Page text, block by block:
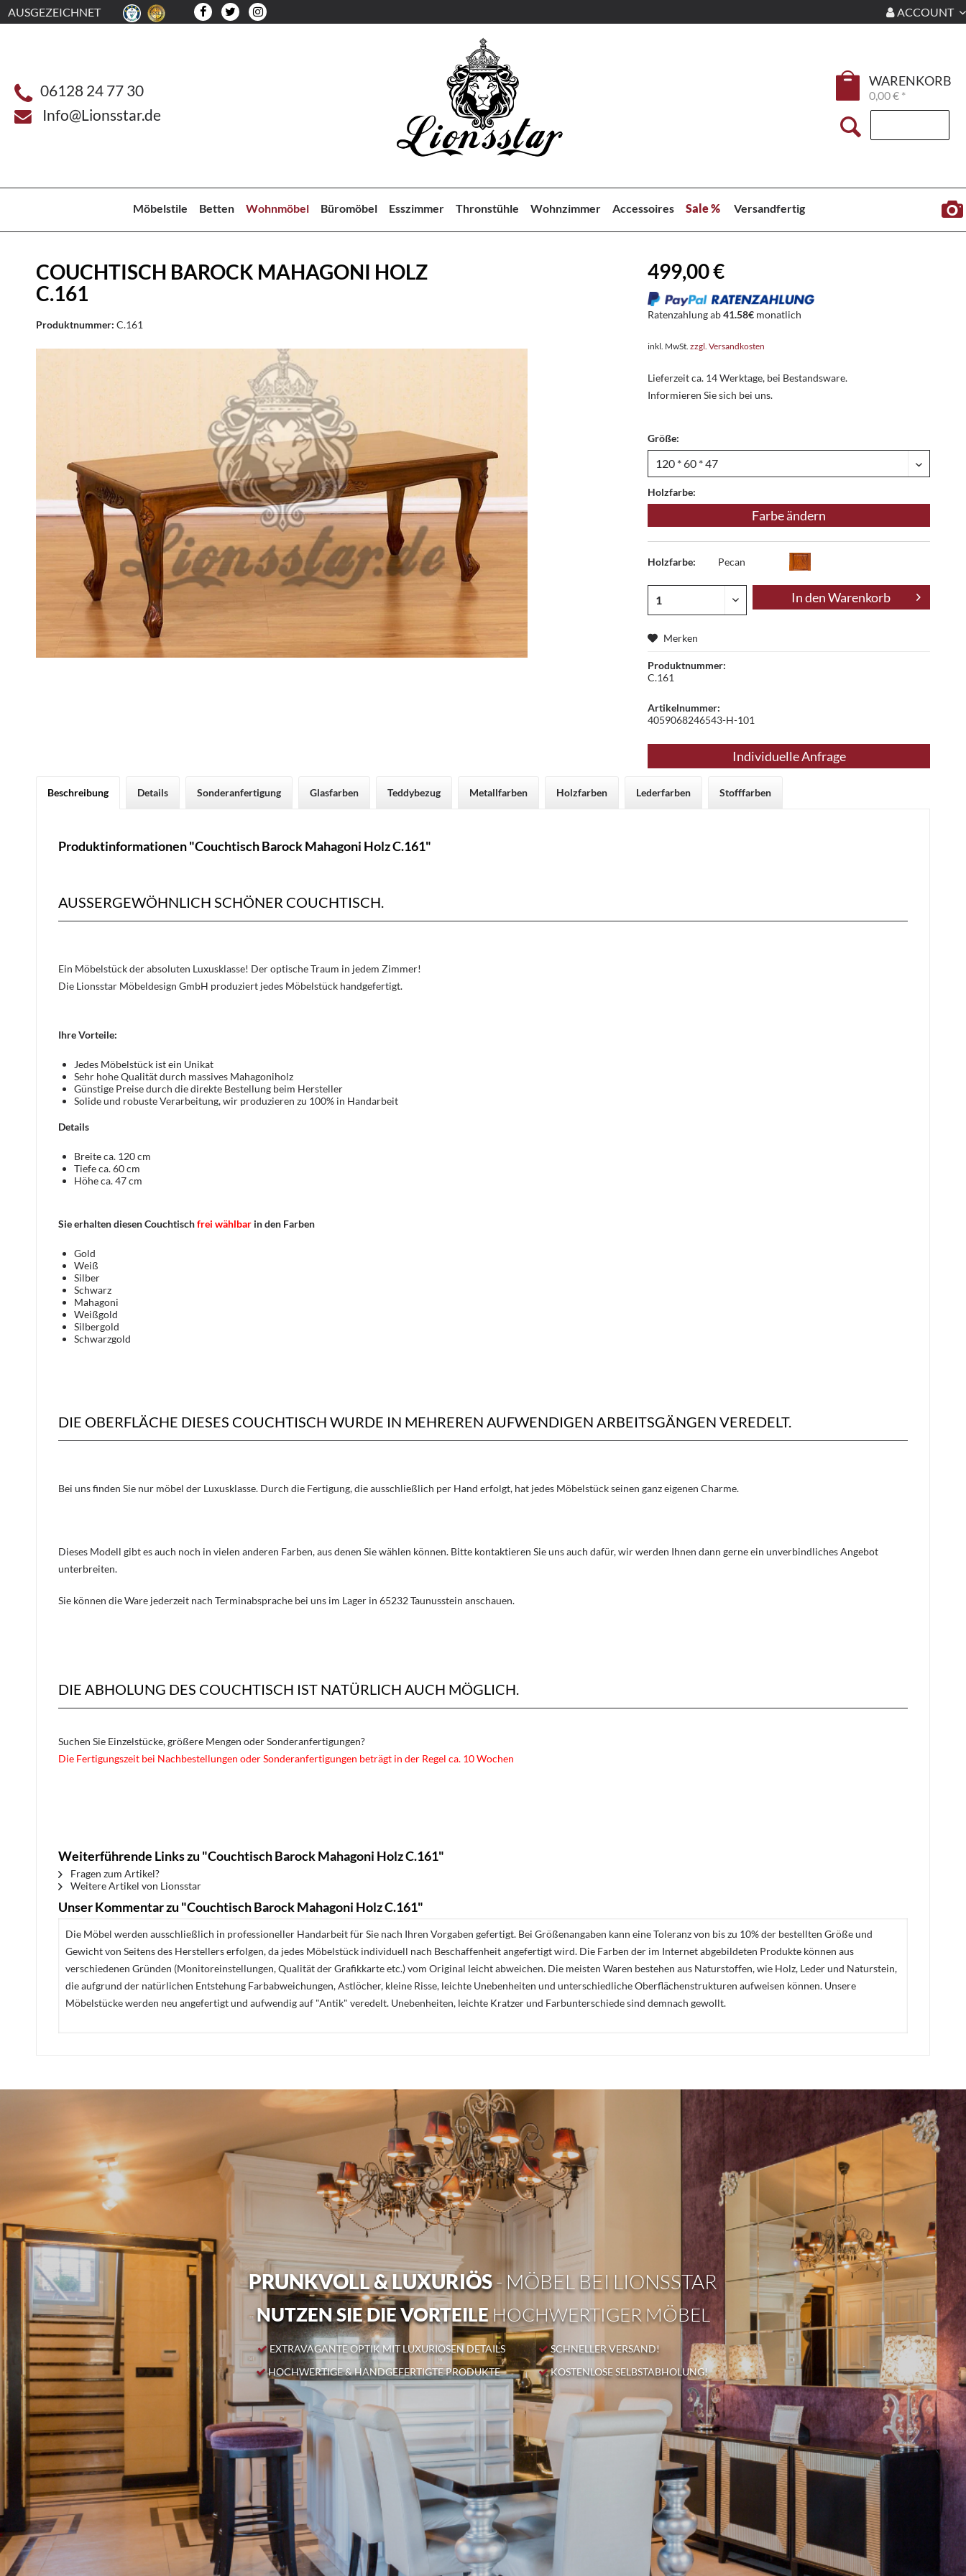
AUSGEZEICHNET ACCOUNT
06128 24 77 30
Info@Lionsstar.de
WARENKORB
0,00 € *
Möbelstile Betten Wohnmöbel Büromöbel Esszimmer Thronstühle Wohnzimmer Accessoires Sale % Versandfertig
COUCHTISCH BAROCK MAHAGONI HOLZ
C.161
Produktnummer: C.161
499,00 €
Ratenzahlung ab41.58€ monatlich
inkl. MwSt.zzgl. Versandkosten
Lieferzeit ca. 14 Werktage, bei Bestandsware.
Informieren Sie sich bei uns.
Größe:
Holzfarbe:
Farbe ändern
Holzfarbe: Pecan
In denWarenkorb
Merken
Produktnummer:
C.161
Artikelnummer:
4059068246543-H-101
Individuelle Anfrage
Beschreibung Details Sonderanfertigung Glasfarben Teddybezug Metallfarben Holzfarben Lederfarben Stofffarben
Produktinformationen "Couchtisch Barock Mahagoni Holz C.161"
AUSSERGEWÖHNLICH SCHÖNER COUCHTISCH.
Ein Möbelstück der absoluten Luxusklasse! Der optische Traum in jedem Zimmer!
Die Lionsstar Möbeldesign GmbH produziert jedes Möbelstück handgefertigt.
Ihre Vorteile:
Jedes Möbelstück ist ein Unikat
Sehr hohe Qualität durch massives Mahagoniholz
Günstige Preise durch die direkte Bestellung beim Hersteller
Solide und robuste Verarbeitung, wir produzieren zu 100% in Handarbeit
Details
Breite ca. 120 cm
Tiefe ca. 60 cm
Höhe ca. 47 cm
Sie erhalten diesen Couchtischfrei wählbar in den Farben
Gold
Weiß
Silber
Schwarz
Mahagoni
Weißgold
Silbergold
Schwarzgold
DIE OBERFLÄCHE DIESES COUCHTISCH WURDE IN MEHREREN AUFWENDIGEN ARBEITSGÄNGEN VEREDELT.
Bei uns finden Sie nur möbel der Luxusklasse. Durch die Fertigung, die ausschließlich per Hand erfolgt, hat jedes Möbelstück seinen ganz eigenen Charme.
Dieses Modell gibt es auch noch in vielen anderen Farben, aus denen Sie wählen können. Bitte kontaktieren Sie uns auch dafür, wir werden Ihnen dann gerne ein unverbindliches Angebot
unterbreiten.
Sie können die Ware jederzeit nach Terminabsprache bei uns im Lager in 65232 Taunusstein anschauen.
DIE ABHOLUNG DES COUCHTISCH IST NATÜRLICH AUCH MÖGLICH.
Suchen Sie Einzelstücke, größere Mengen oder Sonderanfertigungen?
Die Fertigungszeit bei Nachbestellungen oder Sonderanfertigungen beträgt in der Regel ca. 10 Wochen
Weiterführende Links zu "Couchtisch Barock Mahagoni Holz C.161"
Fragen zum Artikel?
Weitere Artikel von Lionsstar
Unser Kommentar zu "Couchtisch Barock Mahagoni Holz C.161"
Die Möbel werden ausschließlich in professioneller Handarbeit für Sie nach Ihren Vorgaben gefertigt. Bei Größenangaben kann eine Toleranz von bis zu 10% der bestellten Größe und
Gewicht von Seitens des Herstellers erfolgen, da jedes Möbelstück individuell nach Beschaffenheit angefertigt wird. Die Farben der im Internet abgebildeten Produkte können aus
verschiedenen Gründen (Monitoreinstellungen, Qualität der Grafikkarte etc.) vom Original leicht abweichen. Die meisten Waren bestehen aus Naturstoffen, wie Holz, Leder und Naturstein,
die aufgrund der natürlichen Entstehung Farbabweichungen, Astlöcher, kleine Risse, leichte Unebenheiten und unterschiedliche Oberflächenstrukturen aufweisen können. Unsere
Möbelstücke werden neu angefertigt und aufwendig auf "Antik" veredelt. Unebenheiten, leichte Kratzer und Farbunterschiede sind demnach gewollt.
PRUNKVOLL & LUXURIÖS- MÖBEL BEI LIONSSTAR
NUTZEN SIE DIE VORTEILEHOCHWERTIGER MÖBEL
EXTRAVAGANTE OPTIK MIT LUXURIÖSEN DETAILS
HOCHWERTIGE & HANDGEFERTIGTE PRODUKTE
SCHNELLER VERSAND!
KOSTENLOSE SELBSTABHOLUNG!